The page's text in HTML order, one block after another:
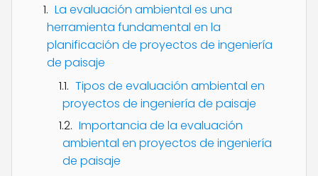
La evaluación ambiental es una
herramienta fundamental en la
planificación de proyectos de ingeniería
de paisaje
Tipos de evaluación ambiental en
proyectos de ingeniería de paisaje
Importancia de la evaluación
ambiental en proyectos de ingeniería
de paisaje